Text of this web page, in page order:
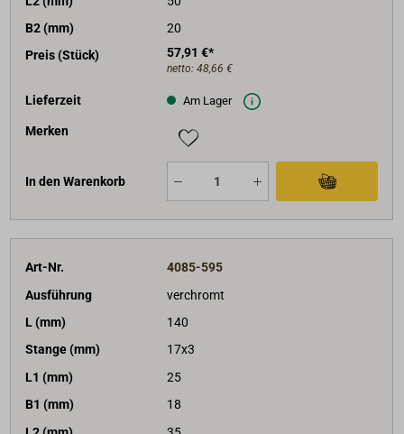
B2 (mm)
20
Preis (Stück)
57,91 €*
netto: 48,66 €
Lieferzeit Am Lager
Merken
In den Warenkorb
Art-Nr.
4085-595
Ausführung
verchromt
L (mm)
140
Stange (mm)
17x3
L1 (mm)
25
B1 (mm)
18